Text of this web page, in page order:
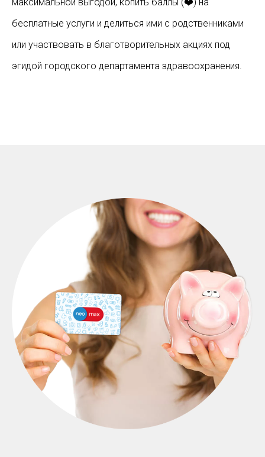
бесплатные услуги и делиться ими с родственниками
или участвовать в благотворительных акциях под
эгидой городского департамента здравоохранения.